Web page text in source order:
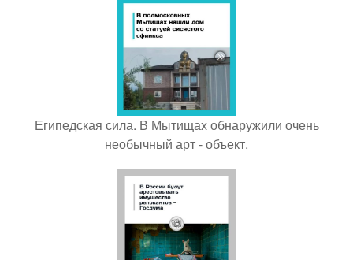
Египедская сила. В Мытищах обнаружили очень
необычный арт - объект.